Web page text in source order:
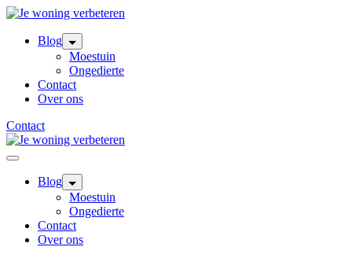
Skip
contentBlog
Moestuin
Ongedierte
Contact
Over ons
Contact
Blog
Moestuin
Ongedierte
Contact
Over ons